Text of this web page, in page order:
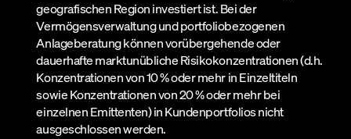
geografischen Region investiert ist. Bei der
Vermögensverwaltung und portfoliobezogenen
Anlageberatung können vorübergehende oder
dauerhafte marktunübliche Risikokonzentrationen (d.h.
Konzentrationen von 10 % oder mehr in Einzeltiteln
sowie Konzentrationen von 20 % oder mehr bei
einzelnen Emittenten) in Kundenportfolios nicht
ausgeschlossen werden.